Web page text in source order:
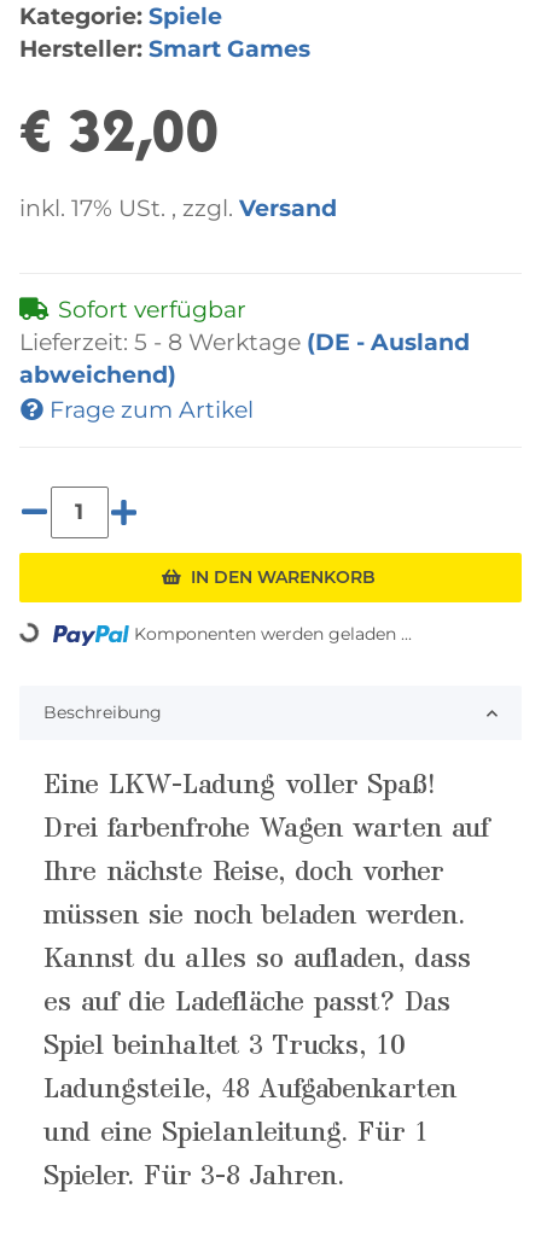
Kategorie: Spiele
Hersteller: Smart Games
€ 32,00
inkl. 17% USt. , zzgl. Versand
Sofort verfügbar
Lieferzeit: 5 - 8 Werktage (DE - Ausland
abweichend)
Frage zum Artikel
IN DEN WARENKORB
Loading... Komponenten werden geladen ...
Beschreibung
Eine LKW-Ladung voller Spaß!
Drei farbenfrohe Wagen warten auf
Ihre nächste Reise, doch vorher
müssen sie noch beladen werden.
Kannst du alles so aufladen, dass
es auf die Ladefläche passt? Das
Spiel beinhaltet 3 Trucks, 10
Ladungsteile, 48 Aufgabenkarten
und eine Spielanleitung. Für 1
Spieler. Für 3-8 Jahren.